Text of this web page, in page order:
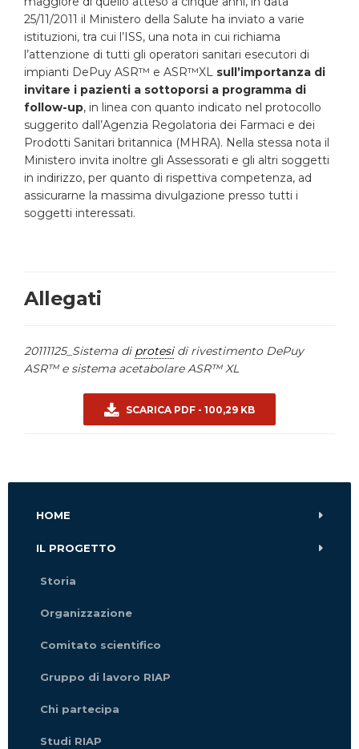
25/11/2011 il Ministero della Salute ha inviato a varie
istituzioni, tra cui l’ISS, una nota in cui richiama
l’attenzione di tutti gli operatori sanitari esecutori di
impianti DePuy ASR™ e ASR™XL sull’importanza di
invitare i pazienti a sottoporsi a programma di
follow-up, in linea con quanto indicato nel protocollo
suggerito dall’Agenzia Regolatoria dei Farmaci e dei
Prodotti Sanitari britannica (MHRA). Nella stessa nota il
Ministero invita inoltre gli Assessorati e gli altri soggetti
in indirizzo, per quanto di rispettiva competenza, ad
assicurarne la massima divulgazione presso tutti i
soggetti interessati.
Allegati
20111125_Sistema di protesidi rivestimento DePuy
ASR™ e sistema acetabolare ASR™ XL
SCARICA PDF - 100,29 KB
HOME
IL PROGETTO
Storia
Organizzazione
Comitato scientifico
Gruppo di lavoro RIAP
Chi partecipa
Studi RIAP